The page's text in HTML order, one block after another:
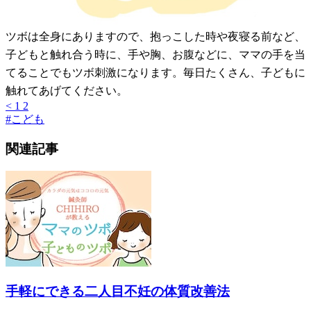
ツボは全身にありますので、抱っこした時や夜寝る前など、
子どもと触れ合う時に、手や胸、お腹などに、ママの手を当
てることでもツボ刺激になります。毎日たくさん、子どもに
触れてあげてください。
< 1 2
#こども
関連記事
手軽にできる二人目不妊の体質改善法